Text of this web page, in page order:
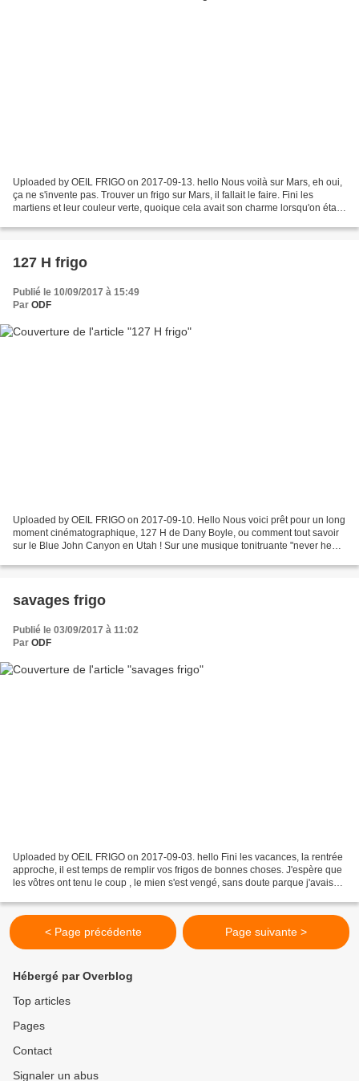
Uploaded by OEIL FRIGO on 2017-09-13. hello Nous voilà sur Mars, eh oui,
ça ne s'invente pas. Trouver un frigo sur Mars, il fallait le faire. Fini les
martiens et leur couleur verte, quoique cela avait son charme lorsqu'on était
127 H frigo
Publié le 10/09/2017 à 15:49
Par ODF
Uploaded by OEIL FRIGO on 2017-09-10. Hello Nous voici prêt pour un long
moment cinématographique, 127 H de Dany Boyle, ou comment tout savoir
sur le Blue John Canyon en Utah ! Sur une musique tonitruante "never hear
savages frigo
Publié le 03/09/2017 à 11:02
Par ODF
Uploaded by OEIL FRIGO on 2017-09-03. hello Fini les vacances, la rentrée
approche, il est temps de remplir vos frigos de bonnes choses. J'espère que
les vôtres ont tenu le coup , le mien s'est vengé, sans doute parque j'avais
< Page précédente Page suivante >
Hébergé par Overblog
Top articles
Pages
Contact
Signaler un abus